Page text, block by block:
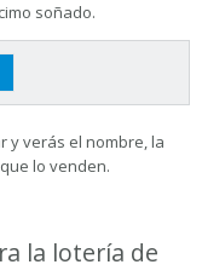
soñado.
y verás el nombre, la
lo venden.
la lotería de